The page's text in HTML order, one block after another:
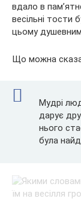
вдало в
весільні тости
цьому
Що можна
Мудрі
дарує
нього
була